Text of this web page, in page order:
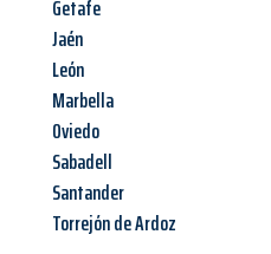
Getafe
Jaén
León
Marbella
Oviedo
Sabadell
Santander
Torrejón de Ardoz